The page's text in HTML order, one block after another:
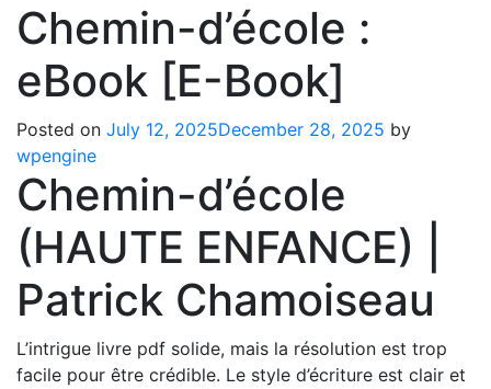
Chemin-d’école :
eBook [E-Book]
Posted on July 12, 2025December 28, 2025 by
wpengine
Chemin-d’école
(HAUTE ENFANCE) |
Patrick Chamoiseau
L’intrigue livre pdf solide, mais la résolution est trop
facile pour être crédible. Le style d’écriture est clair et